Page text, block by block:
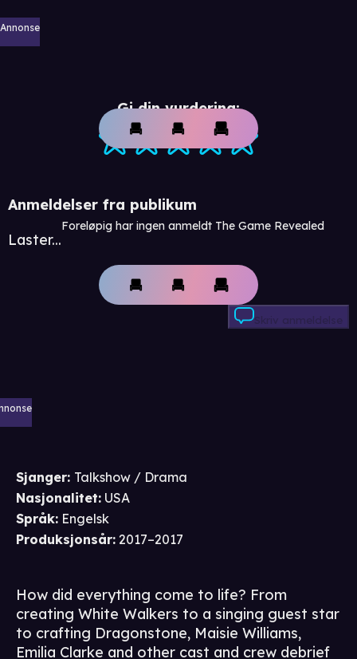
Annonse
Gi din vurdering:
Anmeldelser fra publikum
Laster...
Foreløpig har ingen anmeldt The Game Revealed
Skriv anmeldelse
Sjanger: Talkshow / Drama
Nasjonalitet: USA
Språk: Engelsk
Produksjonsår: 2017–2017
How did everything come to life? From
creating White Walkers to a singing guest star
to crafting Dragonstone, Maisie Williams,
Emilia Clarke and other cast and crew debrief